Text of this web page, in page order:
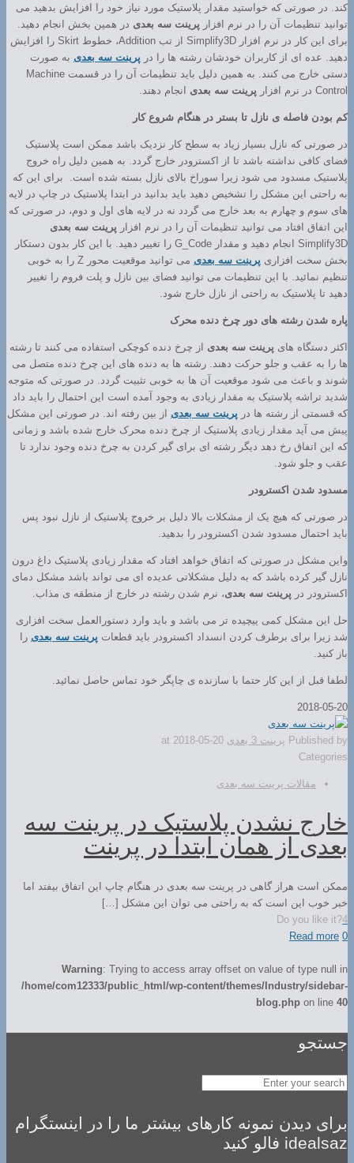
کند. در صورتی که خواستید مقدار پلاستیک مورد نیاز خود را افزایش بدهید می
توانید تنظیمات آن را در نرم افزار پرینت سه بعدی در همین بخش انجام دهید.
برای این کار در نرم افزار Simplify3D از تب Addition، خطوط Skirt را افزایش
دهید. عده ای از کاربران خودشان رشته ها را در پرینت سه بعدی به صورت
دستی خارج می کنند. به همین دلیل باید تنظیمات آن را در قسمت Machine
Control در نرم افزار
پرینت سه بعدی انجام دهند.
کم بودن فاصله ی نازل تا بستر در هنگام شروع کار
در صورتی که نازل بسیار زیاد به سطح کار نزدیک باشد ممکن است پلاستیک
فضای کافی نداشته باشد تا از اکسترودر خارج گردد. به همین دلیل راه خروج
پلاستیک مسدود می شود زیرا سوراخ بالای نازل بسته شده است. برای این که
به راحتی این مشکل را تشخیص دهید باید بدانید در ابتدا پلاستیک در چاپ در لایه
های سوم و چهارم به بعد خارج می گردد نه در لایه های اول و دوم، در صورتی که
این اتفاق افتاد می توانید تنظیمات آن را در نرم افزار پرینت سه بعدی
Simplify3D انجام دهید و مقدار G_Code را تغییر دهید. با این کار بدون دستکار
بخش سخت افزاری پرینت سه بعدی
می توانید موقعیت محور Z را به خوبی
تنظیم نمائید. با این تنظیمات می توانید فضای بین نازل و پلت فروم را تغییر
دهید تا پلاستیک به راحتی از نازل خارج شود.
پاره شدن رشته های دور چرخ دنده محرک
اکثر دستگاه های پرینت سه بعدی از چرخ دنده کوچکی استفاده می کنند تا رشته
ها را به عقب و جلو حرکت دهند. رشته ها به دنده های این چرخ دنده متصل می
شوند و باعث می شود موقعیت آن ها به خوبی تثبیت گردد. در صورتی که متوجه
شدید تراشه پلاستیک به مقدار زیادی به وجود آمده است این احتمال را باید داد
که قسمتی از رشته ها در پرینت سه بعدی از بین رفته اند. در صورتی این مشکل
پیش می آید مقدار زیادی پلاستیک از چرخ دنده محرک خارج شده باشد و زمانی
که این اتفاق رخ دهد دیگر رشته ای برای گیر کردن به چرخ دنده وجود ندارد تا
عقب و جلو شود.
مسدود شدن اکسترودر
در صورتی که هیچ یک از مشکلات بالا دلیل بر خروج پلاستیک از نازل نبود پس
باید احتمال مسدود شدن اکسترودر را بدهید.
واین مشکل در صورتی که اتفاق خواهد افتاد که مقدار زیادی پلاستیک داغ درون
نازل گیر کرده باشد که به دلیل مشکلاتی عدیده ای می تواند باشد مشکل دمای
اکسترودر در پرینت سه بعدی، نرم شدن رشته در خارج از منطقه ی مذاب.
حل این مشکل کمی ییچیده تر می باشد و باید وارد دستورالعمل سخت افزاری
شد زیرا برای برطرف کردن انسداد اکسترودر باید قطعات پرینت سه بعدی را
باز کنید.
لطفا قبل از این کار حتما با سازنده ی چاپگر خود تماس حاصل نمائید.
2018-05-20
Published by پرینت 3 بعدی at 2018-05-20
Categories
مقالات پرینت سه بعدی
خارج نشدن پلاستیک در پرینت سه
بعدی از همان ابتدا در پرینت
ممکن است هراز گاهی در پرینت سه بعدی در هنگام چاپ این اتفاق بیفتد اما
خبر خوب این است که به راحتی می توان این مشکل […]
Do you like it?4
0
Read more
Warning: Trying to access array offset on value of type null in
/home/com12333/public_html/wp-content/themes/Industry/sidebar-
blog.php on line 40
جستجو
برای دیدن نمونه کارهای بیشتر ما را در اینستگرام
idealsaz فالو کنید